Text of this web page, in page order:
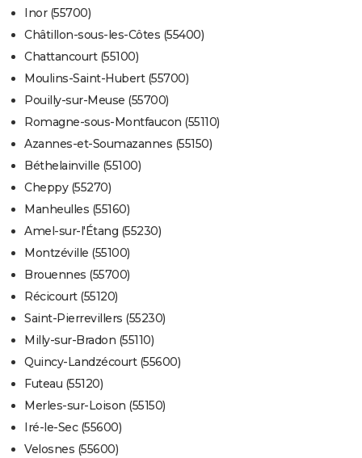
Inor (55700)
Châtillon-sous-les-Côtes (55400)
Chattancourt (55100)
Moulins-Saint-Hubert (55700)
Pouilly-sur-Meuse (55700)
Romagne-sous-Montfaucon (55110)
Azannes-et-Soumazannes (55150)
Béthelainville (55100)
Cheppy (55270)
Manheulles (55160)
Amel-sur-l'Étang (55230)
Montzéville (55100)
Brouennes (55700)
Récicourt (55120)
Saint-Pierrevillers (55230)
Milly-sur-Bradon (55110)
Quincy-Landzécourt (55600)
Futeau (55120)
Merles-sur-Loison (55150)
Iré-le-Sec (55600)
Velosnes (55600)